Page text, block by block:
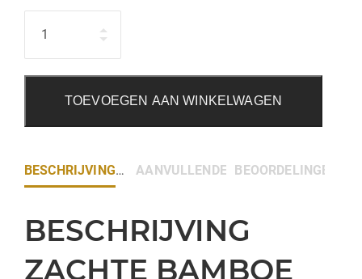
TOEVOEGEN AAN WINKELWAGEN
BESCHRIJVING AANVULLENDE INFORMATIE
BEOORDELINGEN (0)
BESCHRIJVING
ZACHTE BAMBOE